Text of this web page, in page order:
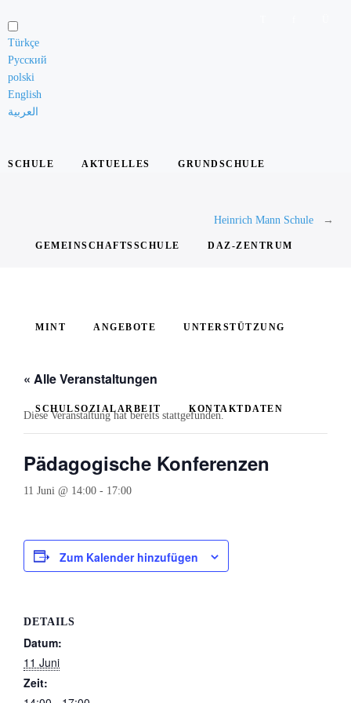
Türkçe
Русский
polski
English
العربية
SCHULE AKTUELLES GRUNDSCHULE
GEMEINSCHAFTSSCHULE DAZ-ZENTRUM
MINT ANGEBOTE UNTERSTÜTZUNG
SCHULSOZIALARBEIT KONTAKTDATEN
Heinrich Mann Schule
« Alle Veranstaltungen
Diese Veranstaltung hat bereits stattgefunden.
Pädagogische Konferenzen
11 Juni @ 14:00 - 17:00
Zum Kalender hinzufügen
DETAILS
Datum:
11 Juni
Zeit:
Schule
Unsere
Grundsätze
Schulverein
Aktuelles
Stundenplan
Aktuelle
Team
Wissenswertes